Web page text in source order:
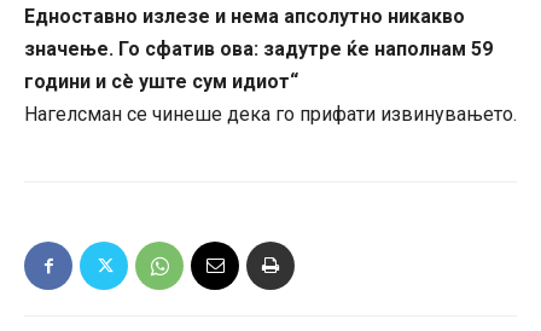
Едноставно излезе и нема апсолутно никакво
значење. Го сфатив ова: задутре ќе наполнам 59
години и сè уште сум идиот“
Нагелсман се чинеше дека го прифати извинувањето.